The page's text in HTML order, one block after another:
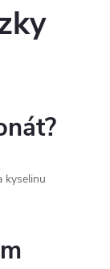
kyselinu